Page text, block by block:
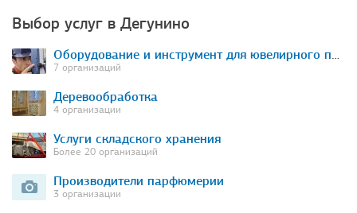
Выбор услуг в Дегунино
Оборудование и инструмент для ювелирного производства
7 организаций
Деревообработка
4 организации
Услуги складского хранения
Более 20 организаций
Производители парфюмерии
3 организации